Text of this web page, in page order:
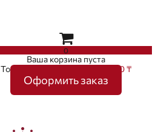
0
Ваша корзина пуста
Товаров в корзине
на сумму0 ₸
Оформить заказ